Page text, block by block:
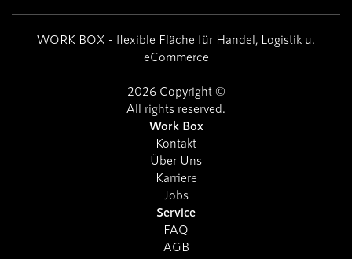
WORK BOX - flexible Fläche für Handel, Logistik u.
eCommerce
2026 Copyright ©
All rights reserved.
Work Box
Kontakt
Über Uns
Karriere
Jobs
Service
FAQ
AGB